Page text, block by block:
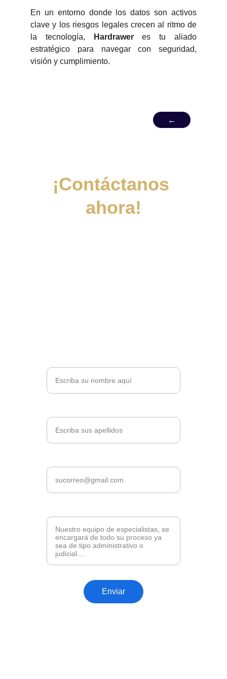
En un entorno donde los datos son activos
clave y los riesgos legales crecen al ritmo de
la tecnología,
Hardraweres tu aliado
estratégico para navegar con seguridad,
visión y cumplimiento.
←
¡Contáctanos
ahora!
Enviar